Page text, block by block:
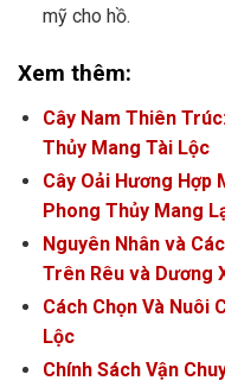
mỹ cho hồ.
Xem thêm:
Cây Nam Thiên
Thủy Mang Tài Lộc
Cây Oải Hương Hợp
Phong Thủy Mang
Nguyên Nhân và
Trên Rêu và Dương
Cách Chọn Và Nuôi
Lộc
Chính Sách Vận